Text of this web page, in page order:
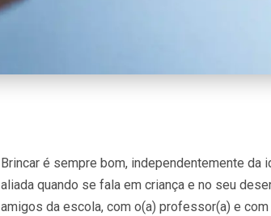
Brincar é sempre bom, independentemente da
aliada quando se fala em criança e no seu
amigos da escola, com o(a) professor(a) e